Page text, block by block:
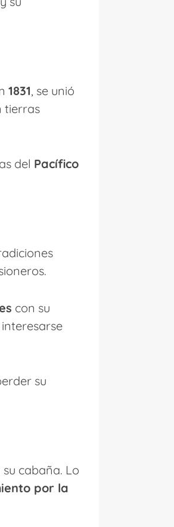
1831, se unió
tierras
del Pacífico
con su
su
cabaña. Lo
por la